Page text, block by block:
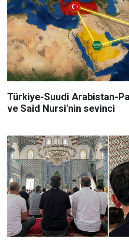
Türkiye-Suudi Arabistan-
ve Said Nursi'nin sevinci